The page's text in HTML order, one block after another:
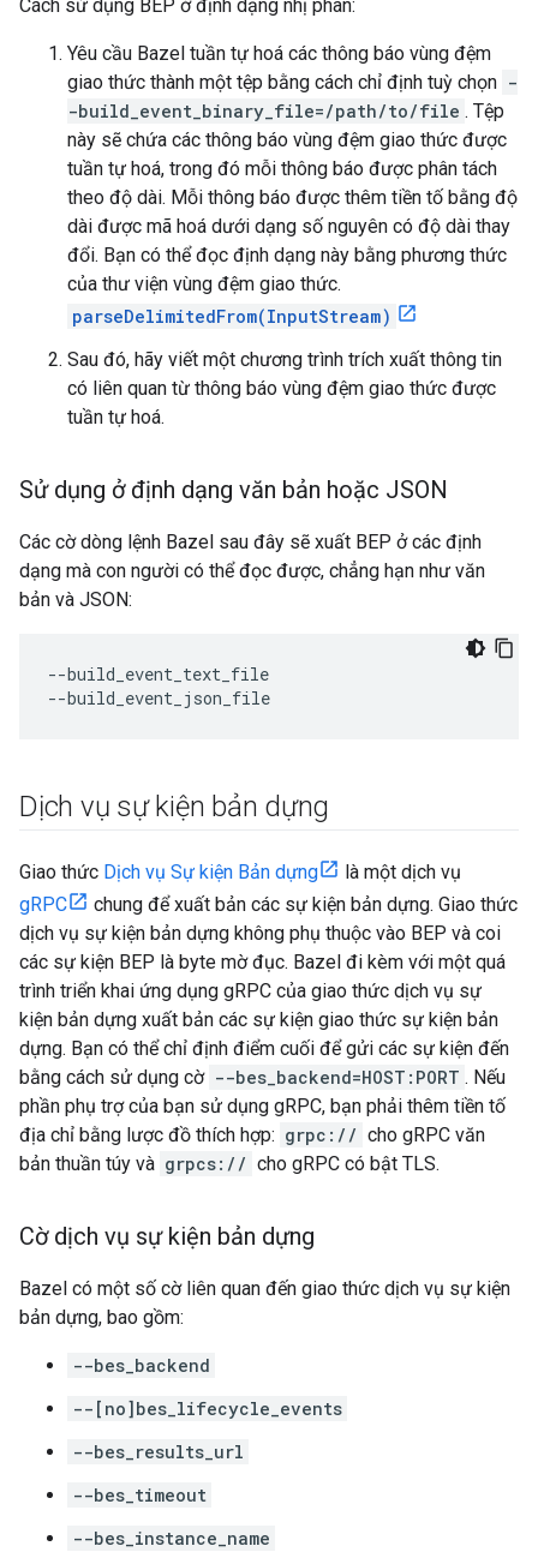
Cách sử dụng BEP ở định dạng nhị phân:
Yêu cầu Bazel tuần tự hoá các thông báo vùng đệm
giao thức thành một tệp bằng cách chỉ định tuỳ chọn -
-build_event_binary_file=/path/to/file . Tệp
này sẽ chứa các thông báo vùng đệm giao thức được
tuần tự hoá, trong đó mỗi thông báo được phân tách
theo độ dài. Mỗi thông báo được thêm tiền tố bằng độ
dài được mã hoá dưới dạng số nguyên có độ dài thay
đổi. Bạn có thể đọc định dạng này bằng phương thức
của thư viện vùng đệm giao thức.
parseDelimitedFrom(InputStream)
Sau đó, hãy viết một chương trình trích xuất thông tin
có liên quan từ thông báo vùng đệm giao thức được
tuần tự hoá.
Sử dụng ở định dạng văn bản hoặc JSON
Các cờ dòng lệnh Bazel sau đây sẽ xuất BEP ở các định
dạng mà con người có thể đọc được, chẳng hạn như văn
bản và JSON:
--build_event_text_file
Dịch vụ sự kiện bản dựng
Giao thức Dịch vụ Sự kiện Bản dựng
là một dịch vụ
gRPC
chung để xuất bản các sự kiện bản dựng. Giao thức
dịch vụ sự kiện bản dựng không phụ thuộc vào BEP và coi
các sự kiện BEP là byte mờ đục. Bazel đi kèm với một quá
trình triển khai ứng dụng gRPC của giao thức dịch vụ sự
kiện bản dựng xuất bản các sự kiện giao thức sự kiện bản
dựng. Bạn có thể chỉ định điểm cuối để gửi các sự kiện đến
bằng cách sử dụng cờ --bes_backend=HOST:PORT . Nếu
phần phụ trợ của bạn sử dụng gRPC, bạn phải thêm tiền tố
địa chỉ bằng lược đồ thích hợp: grpc:// cho gRPC văn
bản thuần túy và grpcs:// cho gRPC có bật TLS.
Cờ dịch vụ sự kiện bản dựng
Bazel có một số cờ liên quan đến giao thức dịch vụ sự kiện
bản dựng, bao gồm:
--bes_backend
--[no]bes_lifecycle_events
--bes_results_url
--bes_timeout
--bes_instance_name